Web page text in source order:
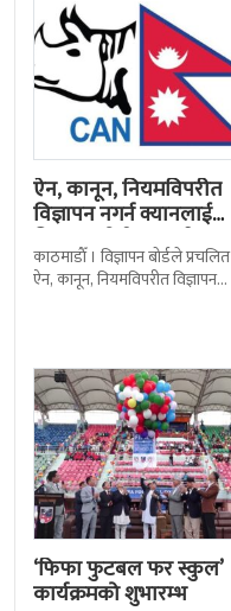
ऐन, कानून, नियमविपरीत
विज्ञापन नगर्न क्यानलाई
विज्ञापन बोर्डद्वारा सचेत
काठमाडाैँ । विज्ञापन बोर्डले प्रचलित
ऐन, कानून, नियमविपरीत विज्ञापन
‘फिफा फुटबल फर स्कुल’
कार्यक्रमको शुभारम्भ